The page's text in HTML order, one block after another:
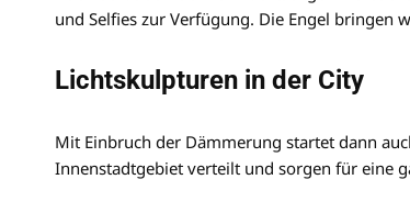
und Selfies zur Verfügung. Die Engel bringen
Lichtskulpturen in der City
Mit Einbruch der Dämmerung startet dann
Innenstadtgebiet verteilt und sorgen für eine